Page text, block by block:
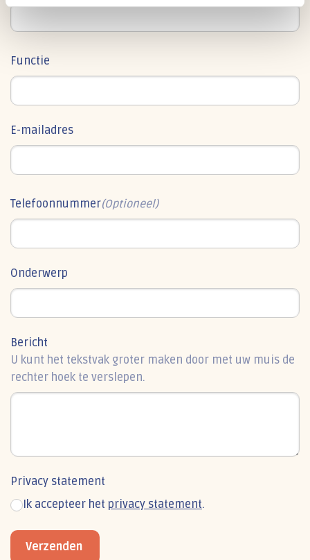
Functie
E-mailadres
Telefoonnummer(Optioneel)
Onderwerp
Bericht
U kunt het tekstvak groter maken door met uw muis de
rechter hoek te verslepen.
Privacy statement
Ik accepteer het privacy statement.
Verzenden